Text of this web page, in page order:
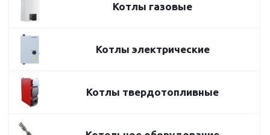
Котлы газовые
Котлы электрические
Котлы твердотопливные